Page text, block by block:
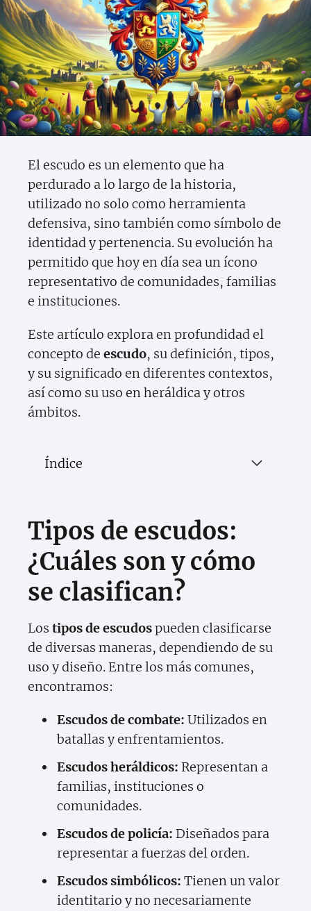
El escudo es un elemento que ha
perdurado a lo largo de la historia,
utilizado no solo como herramienta
defensiva, sino también como símbolo de
identidad y pertenencia. Su evolución ha
permitido que hoy en día sea un ícono
representativo de comunidades, familias
e instituciones.
Este artículo explora en profundidad el
concepto de escudo, su definición, tipos,
y su significado en diferentes contextos,
así como su uso en heráldica y otros
ámbitos.
Índice
Tipos de escudos:
¿Cuáles son y cómo
se clasifican?
Los tipos de escudospueden clasificarse
de diversas maneras, dependiendo de su
uso y diseño. Entre los más comunes,
encontramos:
Escudos de combate: Utilizados en
batallas y enfrentamientos.
Escudos heráldicos: Representan a
familias, instituciones o
comunidades.
Escudos de policía: Diseñados para
representar a fuerzas del orden.
Escudos simbólicos: Tienen un valor
identitario y no necesariamente